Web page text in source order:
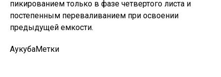
пикированием только в фазе четвертого листа и
постепенным переваливанием при освоении
предыдущей емкости.
Метки
Аукуба